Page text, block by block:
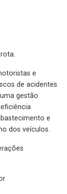
e
de acidentes
gestão
e
dos veículos.